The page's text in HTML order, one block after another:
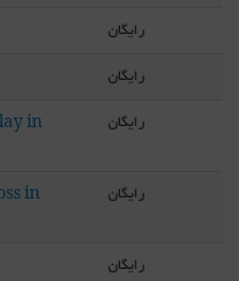
رایگان
رایگان
in
رایگان
in
رایگان
رایگان